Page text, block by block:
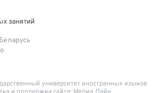
занятий
университет иностранных языков